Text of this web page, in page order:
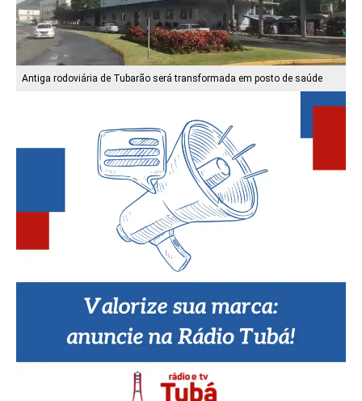
Antiga rodoviária de Tubarão será transformada em posto de saúde